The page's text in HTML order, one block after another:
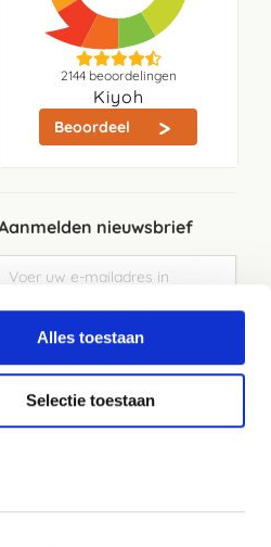
Alles toestaan
Selectie toestaan
2144beoordelingen
Kiyoh
Beoordeel
nieuwsbrief
week de beste acties en het laaste